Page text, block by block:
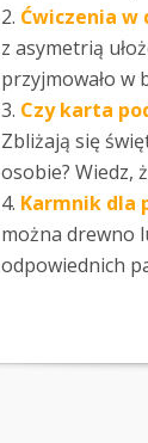
Ćwiczenia
z asymetrią
przyjmowało w
Czy karta
Zbliżają się
osobie? Wiedz,
Karmnik dla
można drewno
odpowiednich